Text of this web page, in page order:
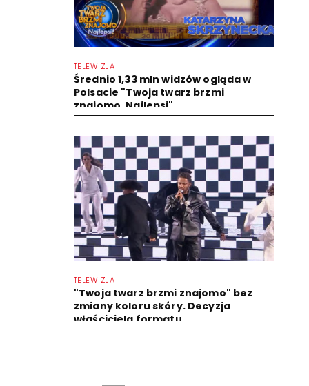
TELEWIZJA
Średnio 1,33 mln widzów ogląda w
Polsacie "Twoja twarz brzmi
znajomo. Najlepsi"
TELEWIZJA
"Twoja twarz brzmi znajomo" bez
zmiany koloru skóry. Decyzja
właściciela formatu